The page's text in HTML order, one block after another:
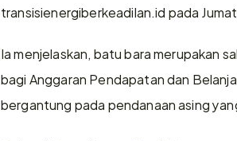
transisienergiberkeadilan.id pada
Ia menjelaskan, batu bara merupakan
bagi Anggaran Pendapatan dan
bergantung pada pendanaan asing